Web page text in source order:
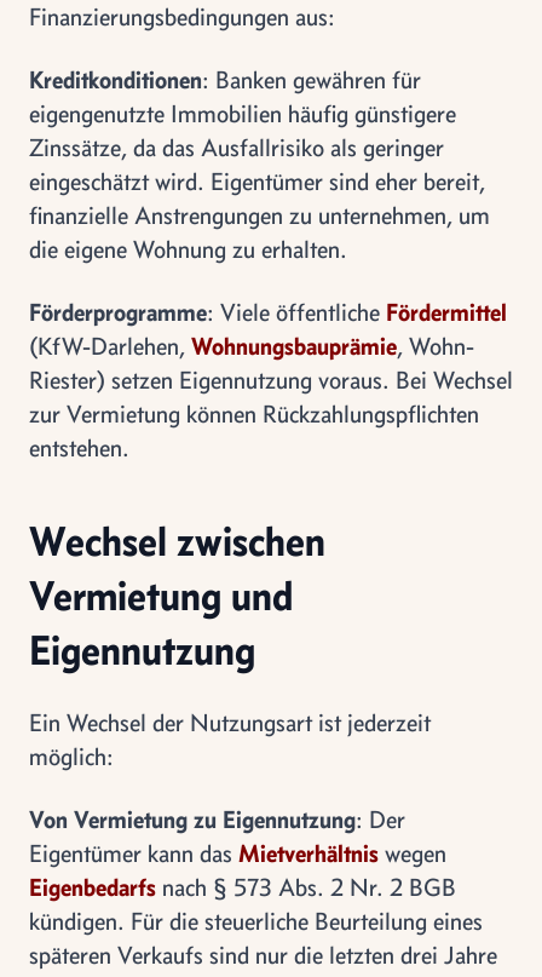
Finanzierungsbedingungen aus:
Kreditkonditionen: Banken gewähren für
eigengenutzte Immobilien häufig günstigere
Zinssätze, da das Ausfallrisiko als geringer
eingeschätzt wird. Eigentümer sind eher bereit,
finanzielle Anstrengungen zu unternehmen, um
die eigene Wohnung zu erhalten.
Förderprogramme: Viele öffentliche Fördermittel
(KfW-Darlehen, Wohnungsbauprämie, Wohn-
Riester) setzen Eigennutzung voraus. Bei Wechsel
zur Vermietung können Rückzahlungspflichten
entstehen.
Wechsel zwischen
Vermietung und
Eigennutzung
Ein Wechsel der Nutzungsart ist jederzeit
möglich:
Von Vermietung zu Eigennutzung: Der
Eigentümer kann das Mietverhältnis wegen
Eigenbedarfs nach § 573 Abs. 2 Nr. 2 BGB
kündigen. Für die steuerliche Beurteilung eines
späteren Verkaufs sind nur die letzten drei Jahre